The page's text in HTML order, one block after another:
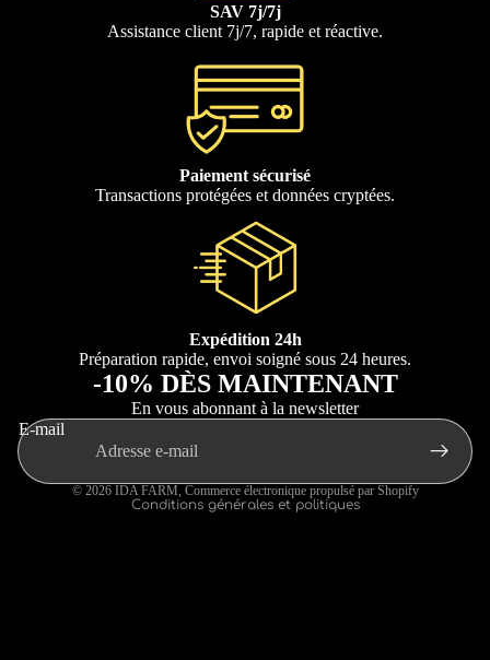
SAV 7j/7j
Assistance client 7j/7, rapide et réactive.
Paiement sécurisé
Transactions protégées et données cryptées.
Expédition 24h
Préparation rapide, envoi soigné sous 24 heures.
-10% DÈS MAINTENANT
En vous abonnant à la newsletter
E-mail
© 2026 IDA FARM Commerce électronique propulsé par Shopify
Conditions générales et politiques
Coordonnées
Politique d’expédition
Conditions générales de vente